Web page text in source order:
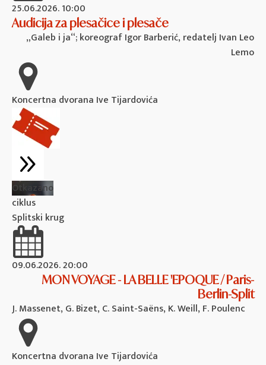
25.06.2026. 10:00
Audicija za plesačice i plesače
„Galeb i ja“; koreograf Igor Barberić, redatelj Ivan Leo
Lemo
Koncertna dvorana Ive Tijardovića
Otkazano
ciklus
Splitski krug
09.06.2026. 20:00
MON VOYAGE - LA BELLE 'EPOQUE / Paris-
Berlin-Split
J. Massenet, G. Bizet, C. Saint-Saëns, K. Weill, F. Poulenc
Koncertna dvorana Ive Tijardovića